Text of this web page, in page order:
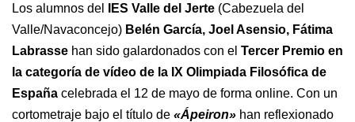
Los alumnos del IES Valle del Jerte (Cabezuela del
Valle/Navaconcejo) Belén García, Joel Asensio, Fátima
Labrasse han sido galardonados con el Tercer Premio en
la categoría de vídeo de la IX Olimpiada Filosófica de
España celebrada el 12 de mayo de forma online. Con un
cortometraje bajo el título de «Ápeiron» han reflexionado